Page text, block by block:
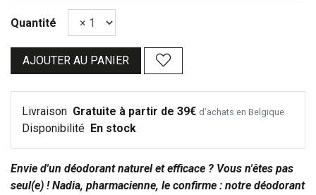
Quantité
AJOUTER AU PANIER
Livraison Gratuite à partir de 39€ d’achats en Belgique
Disponibilité En stock
Envie d'un déodorant naturel et efficace ? Vous n'êtes pas
seul(e) ! Nadia, pharmacienne, le confirme : notre déodorant